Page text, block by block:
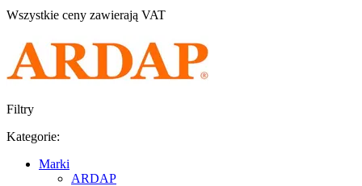
Wszystkie ceny zawierają VAT
Filtry
Kategorie:
Marki
ARDAP